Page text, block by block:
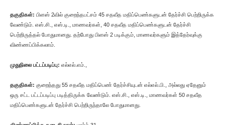
தகுதிகள்: பிளஸ் 2வில் குறைந்தபட்சம் 45 சதவீத மதிப்பெண்களுடன் தேர்ச்சி பெற்றிருக்க
வேண்டும். எஸ்.சி., எஸ்.டி., மாணவர்கள், 40 சதவீத மதிப்பெண்களுடன் தேர்ச்சி
பெற்றிருத்தல் போதுமானது. தற்போது பிளஸ் 2 படிக்கும், மாணவர்களும் இத்தேர்வுக்கு
விண்ணப்பிக்கலாம்.
முதுநிலை பட்டப்படிப்பு: எல்எல்.எம்.,
தகுதிகள்: குறைந்தது 55 சதவீத மதிப்பெண் தேர்ச்சியுடன் எல்எல்.பி., அல்லது ஏதேனும்
ஒரு சட்ட பட்டப்படிப்பு படித்திருக்க வேண்டும். எஸ்.சி., எஸ்.டி., மாணவர்கள் 50 சதவீத
மதிப்பெண்களுடன் தேர்ச்சி பெற்றிருந்தாலே போதுமானது.